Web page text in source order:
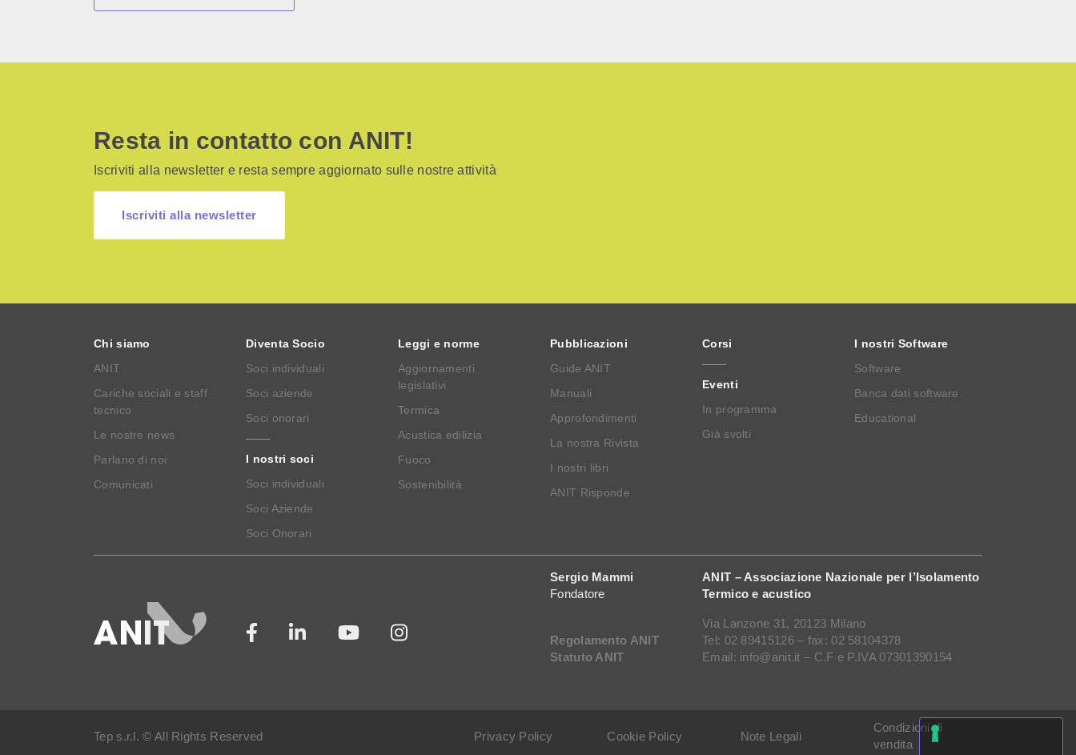
Resta in contatto con ANIT!
Iscriviti alla newsletter e resta sempre aggiornato sulle nostre attività
Iscriviti alla newsletter
Chi siamo
ANIT
Cariche sociali e staff
tecnico
Le nostre news
Parlano di noi
Comunicati
Diventa Socio
Soci individuali
Soci aziende
Soci onorari
I nostri soci
Soci individuali
Soci Aziende
Soci Onorari
Leggi e norme
Aggiornamenti
legislativi
Termica
Acustica edilizia
Fuoco
Sostenibilità
Pubblicazioni
Guide ANIT
Manuali
Approfondimenti
La nostra Rivista
I nostri libri
ANIT Risponde
Corsi
Eventi
In programma
Già svolti
I nostri Software
Software
Banca dati software
Educational
Sergio Mammi
Fondatore
Regolamento ANIT
Statuto ANIT
ANIT – Associazione Nazionale per l’Isolamento
Termico e acustico
Via Lanzone 31, 20123 Milano
Tel: 02 89415126 – fax: 02 58104378
Email: info@anit.it – C.F e P.IVA 07301390154
Tep s.r.l. © All Rights Reserved Privacy Policy Cookie Policy Note Legali
Condizioni di
vendita